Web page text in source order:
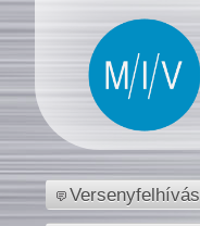
Versenyfelhívás